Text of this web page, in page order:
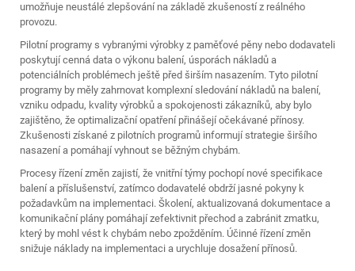
umožňuje neustálé zlepšování na základě zkušeností z reálného
provozu.
Pilotní programy s vybranými výrobky z paměťové pěny nebo dodavateli
poskytují cenná data o výkonu balení, úsporách nákladů a
potenciálních problémech ještě před širším nasazením. Tyto pilotní
programy by měly zahrnovat komplexní sledování nákladů na balení,
vzniku odpadu, kvality výrobků a spokojenosti zákazníků, aby bylo
zajištěno, že optimalizační opatření přinášejí očekávané přínosy.
Zkušenosti získané z pilotních programů informují strategie širšího
nasazení a pomáhají vyhnout se běžným chybám.
Procesy řízení změn zajistí, že vnitřní týmy pochopí nové specifikace
balení a příslušenství, zatímco dodavatelé obdrží jasné pokyny k
požadavkům na implementaci. Školení, aktualizovaná dokumentace a
komunikační plány pomáhají zefektivnit přechod a zabránit zmatku,
který by mohl vést k chybám nebo zpožděním. Účinné řízení změn
snižuje náklady na implementaci a urychluje dosažení přínosů.